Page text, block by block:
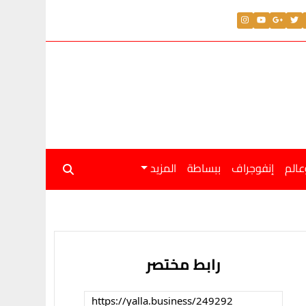
إنفوجراف ببساطة المزيد
رابط مختصر